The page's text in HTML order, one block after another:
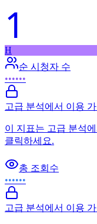
1
H
순 시청자 수
••••••
고급 분석에서 이용
이 지표는 고급 분석
클릭하세요.
총 조회수
••••••
고급 분석에서 이용